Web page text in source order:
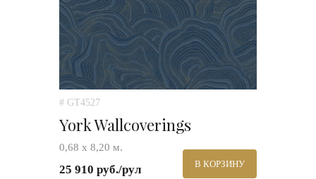
# GT4527
York Wallcoverings
0,68 х 8,20 м.
25 910 руб./рул В КОРЗИНУ